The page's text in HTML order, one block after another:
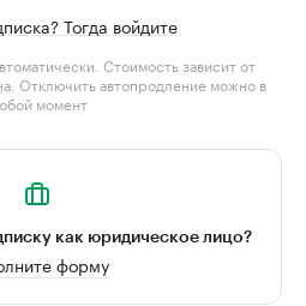
Тогда войдите
Стоимость зависит от
. Отключить автопродление можно в
момент
как юридическое лицо?
форму